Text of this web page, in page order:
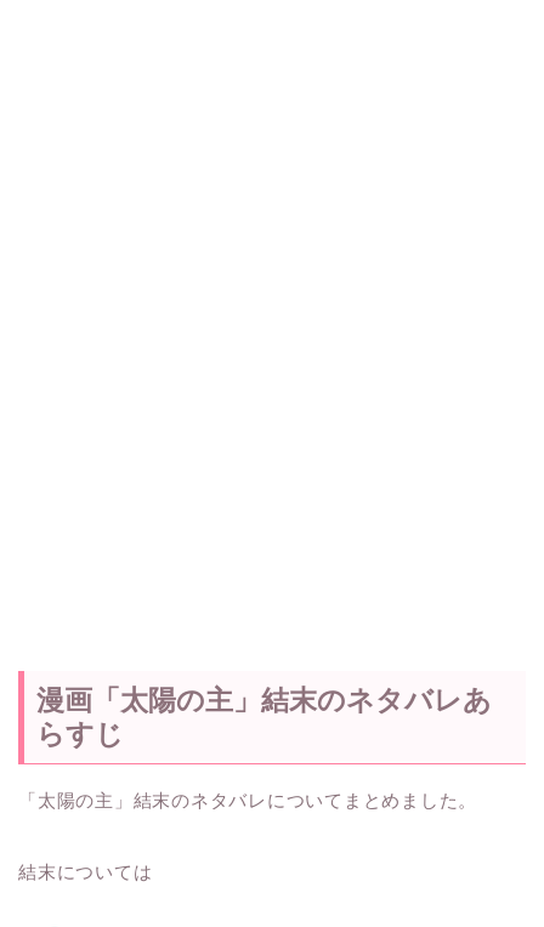
漫画「太陽の主」結末のネタバレあ
らすじ
「太陽の主」結末のネタバレについてまとめました。
結末については